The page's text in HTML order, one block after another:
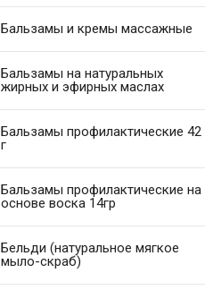
Бальзамы и кремы массажные
Бальзамы на натуральных
жирных и эфирных маслах
Бальзамы профилактические 42
г
Бальзамы профилактические на
основе воска 14гр
Бельди (натуральное мягкое
мыло-скраб)